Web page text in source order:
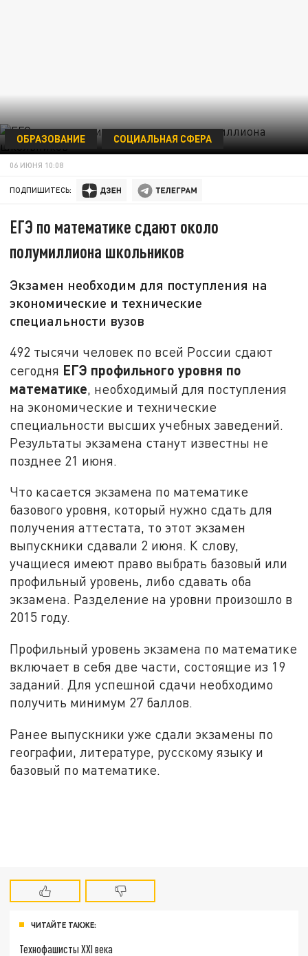
ОБРАЗОВАНИЕ СОЦИАЛЬНАЯ СФЕРА
06 ИЮНЯ 10:08
ПОДПИШИТЕСЬ:
ЕГЭ по математике сдают около
полумиллиона школьников
Экзамен необходим для поступления на
экономические и технические
специальности вузов
492 тысячи человек по всей России сдают
сегодня ЕГЭ профильного уровня по
математике, необходимый для поступления
на экономические и технические
специальности высших учебных заведений.
Результаты экзамена станут известны не
позднее 21 июня.
Что касается экзамена по математике
базового уровня, который нужно сдать для
получения аттестата, то этот экзамен
выпускники сдавали 2 июня. К слову,
учащиеся имеют право выбрать базовый или
профильный уровень, либо сдавать оба
экзамена. Разделение на уровни произошло в
2015 году.
Профильный уровень экзамена по математике
включает в себя две части, состоящие из 19
заданий. Для успешной сдачи необходимо
получить минимум 27 баллов.
Ранее выпускники уже сдали экзамены по
географии, литературе, русскому языку и
базовый по математике.
ЧИТАЙТЕ ТАКЖЕ:
Технофашисты XXI века